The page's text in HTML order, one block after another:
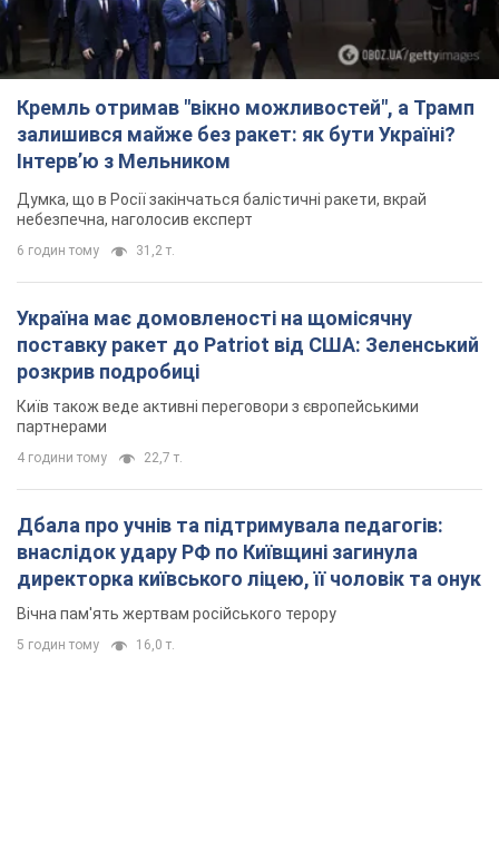
Кремль отримав "вікно можливостей", а Трамп
залишився майже без ракет: як бути Україні?
Інтерв’ю з Мельником
Думка, що в Росії закінчаться балістичні ракети, вкрай
небезпечна, наголосив експерт
6 годин тому 31,2 т.
Україна має домовленості на щомісячну
поставку ракет до Patriot від США: Зеленський
розкрив подробиці
Київ також веде активні переговори з європейськими
партнерами
4 години тому 22,7 т.
Дбала про учнів та підтримувала педагогів:
внаслідок удару РФ по Київщині загинула
директорка київського ліцею, її чоловік та онук
Вічна пам'ять жертвам російського терору
5 годин тому 16,0 т.